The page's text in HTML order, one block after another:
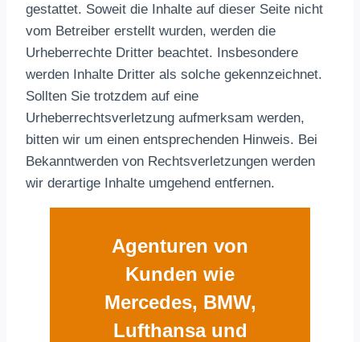
gestattet. Soweit die Inhalte auf dieser Seite nicht
vom Betreiber erstellt wurden, werden die
Urheberrechte Dritter beachtet. Insbesondere
werden Inhalte Dritter als solche gekennzeichnet.
Sollten Sie trotzdem auf eine
Urheberrechtsverletzung aufmerksam werden,
bitten wir um einen entsprechenden Hinweis. Bei
Bekanntwerden von Rechtsverletzungen werden
wir derartige Inhalte umgehend entfernen.
Agenturen von
Kunden wie
Mercedes, BMW,
Lufthansa und